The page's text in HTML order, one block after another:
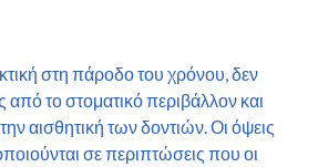
στη πάροδο του χρόνου, δεν
το στοματικό περιβάλλον και
αισθητική των δοντιών. Οι όψεις
σε περιπτώσεις που οι